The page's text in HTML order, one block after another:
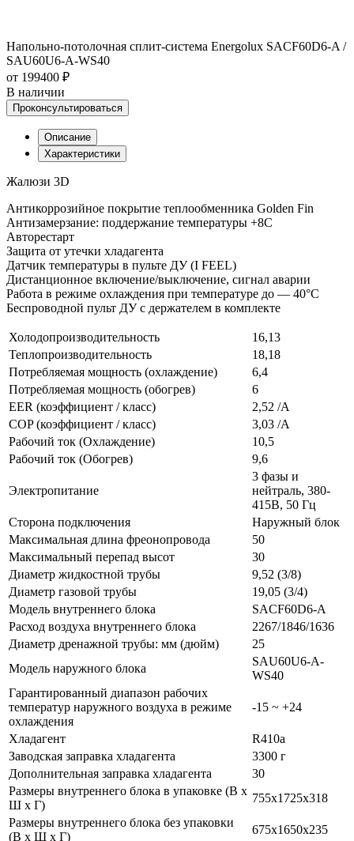
Напольно-потолочная сплит-система Energolux SAСF60D6-A /
SAU60U6-A-WS40
от 199400 ₽
В наличии
Проконсультироваться
Описание
Характеристики
Жалюзи 3D
Антикоррозийное покрытие теплообменника Golden Fin
Антизамерзание: поддержание температуры +8С
Авторестарт
Защита от утечки хладагента
Датчик температуры в пульте ДУ (I FEEL)
Дистанционное включение/выключение, сигнал аварии
Работа в режиме охлаждения при температуре до — 40°C
Беспроводной пульт ДУ с держателем в комплекте
Холодопроизводительность
16,13
Теплопроизводительность
18,18
Потребляемая мощность (охлаждение)
6,4
Потребляемая мощность (обогрев)
6
EER (коэффициент / класс)
2,52 /A
COP (коэффициент / класс)
3,03 /A
Рабочий ток (Охлаждение)
10,5
Рабочий ток (Обогрев)
9,6
Электропитание
3 фазы и
нейтраль, 380-
415В, 50 Гц
Сторона подключения
Наружный блок
Максимальная длина фреонопровода
50
Максимальный перепад высот
30
Диаметр жидкостной трубы
9,52 (3/8)
Диаметр газовой трубы
19,05 (3/4)
Модель внутреннего блока
SAСF60D6-A
Расход воздуха внутреннего блока
2267/1846/1636
Диаметр дренажной трубы: мм (дюйм)
25
Модель наружного блока
SAU60U6-A-
WS40
Гарантированный диапазон рабочих
температур наружного воздуха в режиме
охлаждения
-15 ~ +24
Хладагент
R410a
Заводская заправка хладагента
3300 г
Дополнительная заправка хладагента
30
Размеры внутреннего блока в упаковке (В х
Ш х Г)
755х1725x318
Размеры внутреннего блока без упаковки
(В х Ш х Г)
675х1650x235